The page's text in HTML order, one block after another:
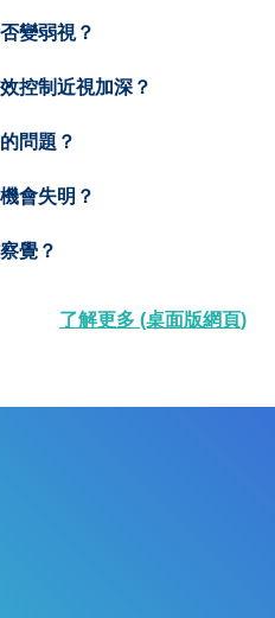
變弱視？
控制近視加深？
問題？
會失明？
覺？
了解更多 (桌面版網頁)